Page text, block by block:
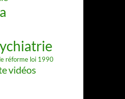
réforme loi 1990
vidéos